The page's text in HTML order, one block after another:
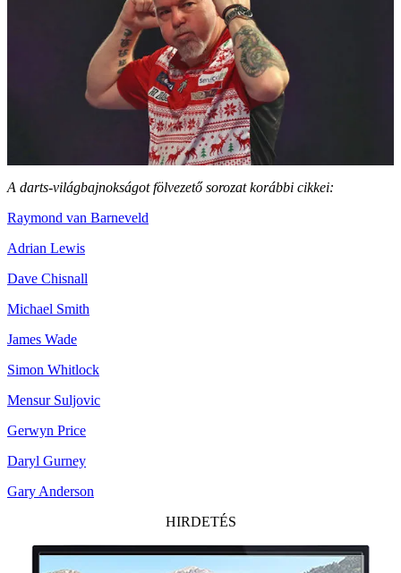
A darts-világbajnokságot fölvezető sorozat korábbi cikkei:
Raymond van Barneveld
Adrian Lewis
Dave Chisnall
Michael Smith
James Wade
Simon Whitlock
Mensur Suljovic
Gerwyn Price
Daryl Gurney
Gary Anderson
HIRDETÉS